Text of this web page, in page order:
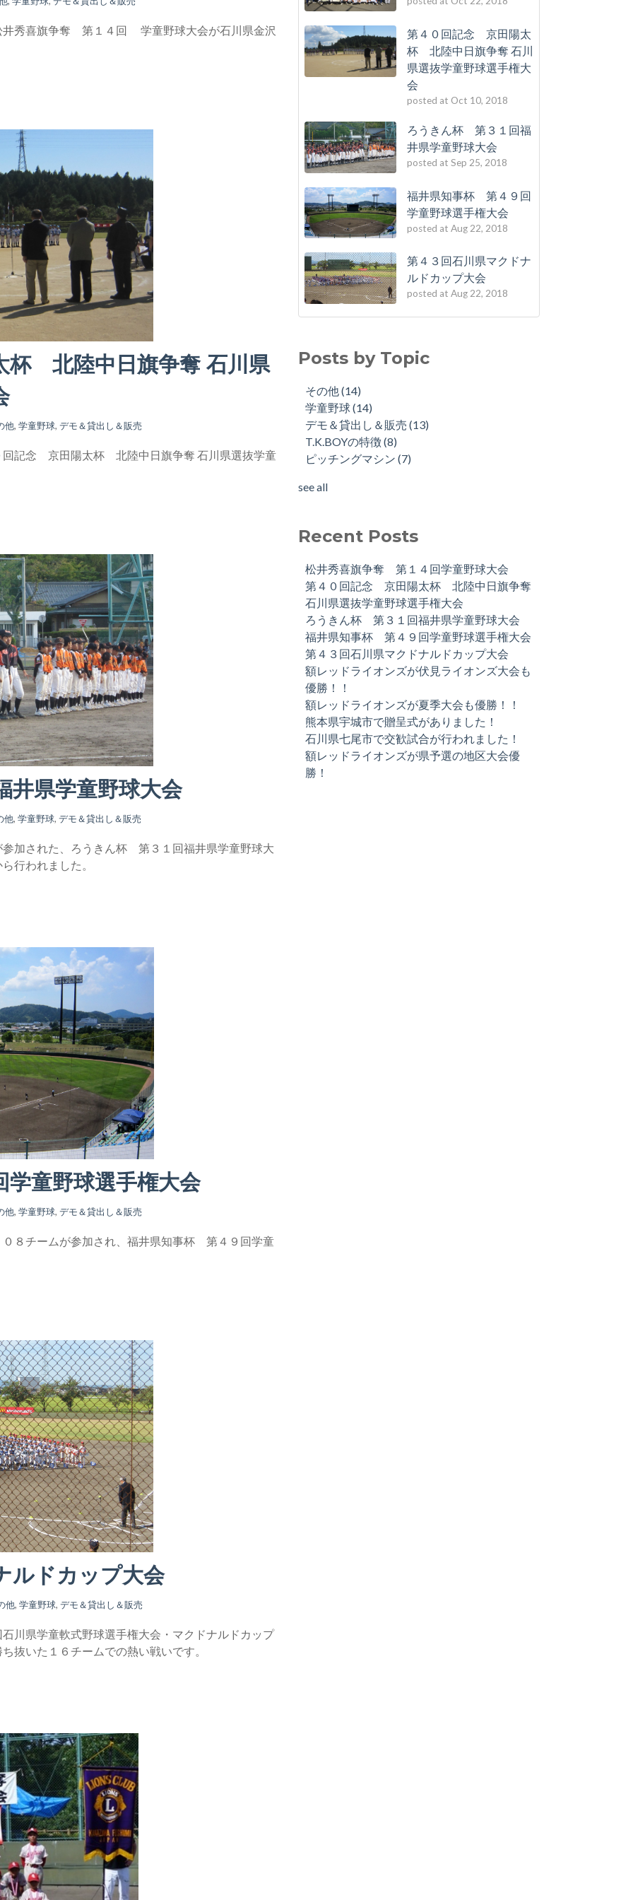
井秀喜旗争奪 第１４回 学童野球大会が石川県金沢
北陸中日旗争奪 石川県
他, 学童野球, デモ＆貸出し＆販売
回記念 京田陽太杯 北陸中日旗争奪 石川県選抜学童
県学童野球大会
他, 学童野球, デモ＆貸出し＆販売
加された
、ろうきん杯 第３１回福井県学童野球大
行われました。
童野球選手権大会
他, 学童野球, デモ＆貸出し＆販売
８チームが参加され 、福井県知事杯 第４９回学童
ルドカップ大会
他, 学童野球, デモ＆貸出し＆販売
川県学童軟式野球選手権大会・マクドナルドカップ
抜いた１６チームでの熱い戦いです。
第４０回記念 京田陽太
杯 北陸中日旗争奪 石川
県選抜学童野球選手権大
会
posted at Oct 10, 2018
ろうきん杯 第３１回福
井県学童野球大会
posted at Sep 25, 2018
福井県知事杯 第４９回
学童野球選手権大会
posted at Aug 22, 2018
第４３回石川県マクドナ
ルドカップ大会
posted at Aug 22, 2018
Posts by Topic
その他(14)
学童野球(14)
デモ＆貸出し＆販売(13)
T.K.BOYの特徴(8)
ピッチングマシン(7)
see all
Recent Posts
松井秀喜旗争奪 第１４回学童野球大会
第４０回記念 京田陽太杯 北陸中日旗争奪
石川県選抜学童野球選手権大会
ろうきん杯 第３１回福井県学童野球大会
福井県知事杯 第４９回学童野球選手権大会
第４３回石川県マクドナルドカップ大会
額レッドライオンズが伏見ライオンズ大会も
優勝！！
額レッドライオンズが夏季大会も優勝！！
熊本県宇城市で贈呈式がありました！
石川県七尾市で交歓試合が行われました！
額レッドライオンズが県予選の地区大会優
勝！